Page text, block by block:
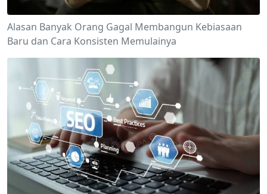
Alasan Banyak Orang Gagal Membangun Kebiasaan
Baru dan Cara Konsisten Memulainya